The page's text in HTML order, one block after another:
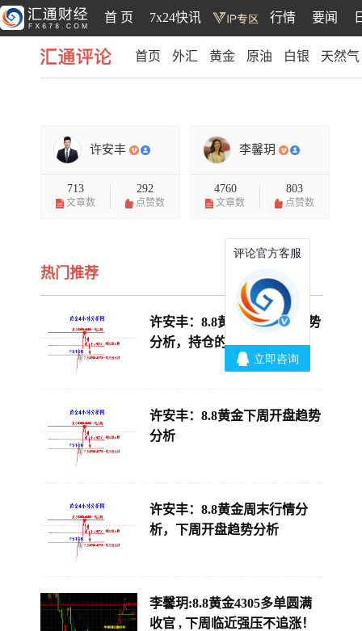
首 页 7x24快讯 行情 要闻
首页 外汇 黄金 原油 白银 天然气
许安丰
713
文章数
292
点赞数
李馨玥
4760
文章数
803
点赞数
热门推荐
许安丰：8.8黄金下周开盘趋势
分析，持仓的朋友看过来
许安丰：8.8黄金下周开盘趋势
分析
许安丰：8.8黄金周末行情分
析，下周开盘趋势分析
李馨玥:8.8黄金4305多单圆满
收官 , 下周临近强压不追涨！